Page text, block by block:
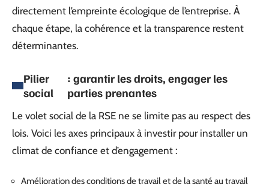
directement l’empreinte écologique de l’entreprise. À
chaque étape, la cohérence et la transparence restent
déterminantes.
Pilier
social
: garantir les droits, engager les
parties prenantes
Le volet social de la RSE ne se limite pas au respect des
lois. Voici les axes principaux à investir pour installer un
climat de confiance et d’engagement :
Amélioration des conditions de travail et de la santé au travail